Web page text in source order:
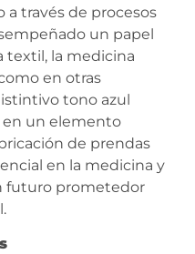
través de procesos
un papel
textil, la medicina
en otras
tono azul
un elemento
de prendas
en la medicina y
futuro prometedor